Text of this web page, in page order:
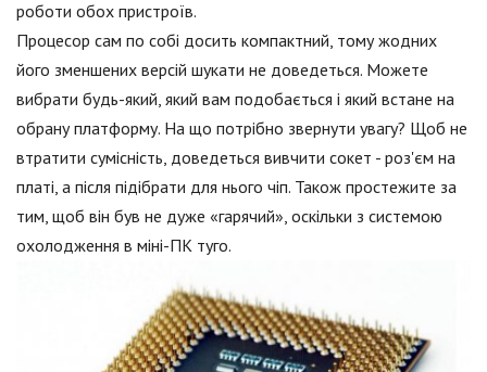
роботи обох пристроїв.
Процесор сам по собі досить компактний, тому жодних
його зменшених версій шукати не доведеться. Можете
вибрати будь-який, який вам подобається і який встане на
обрану платформу. На що потрібно звернути увагу? Щоб не
втратити сумісність, доведеться вивчити сокет - роз'єм на
платі, а після підібрати для нього чіп. Також простежите за
тим, щоб він був не дуже «гарячий», оскільки з системою
охолодження в міні-ПК туго.